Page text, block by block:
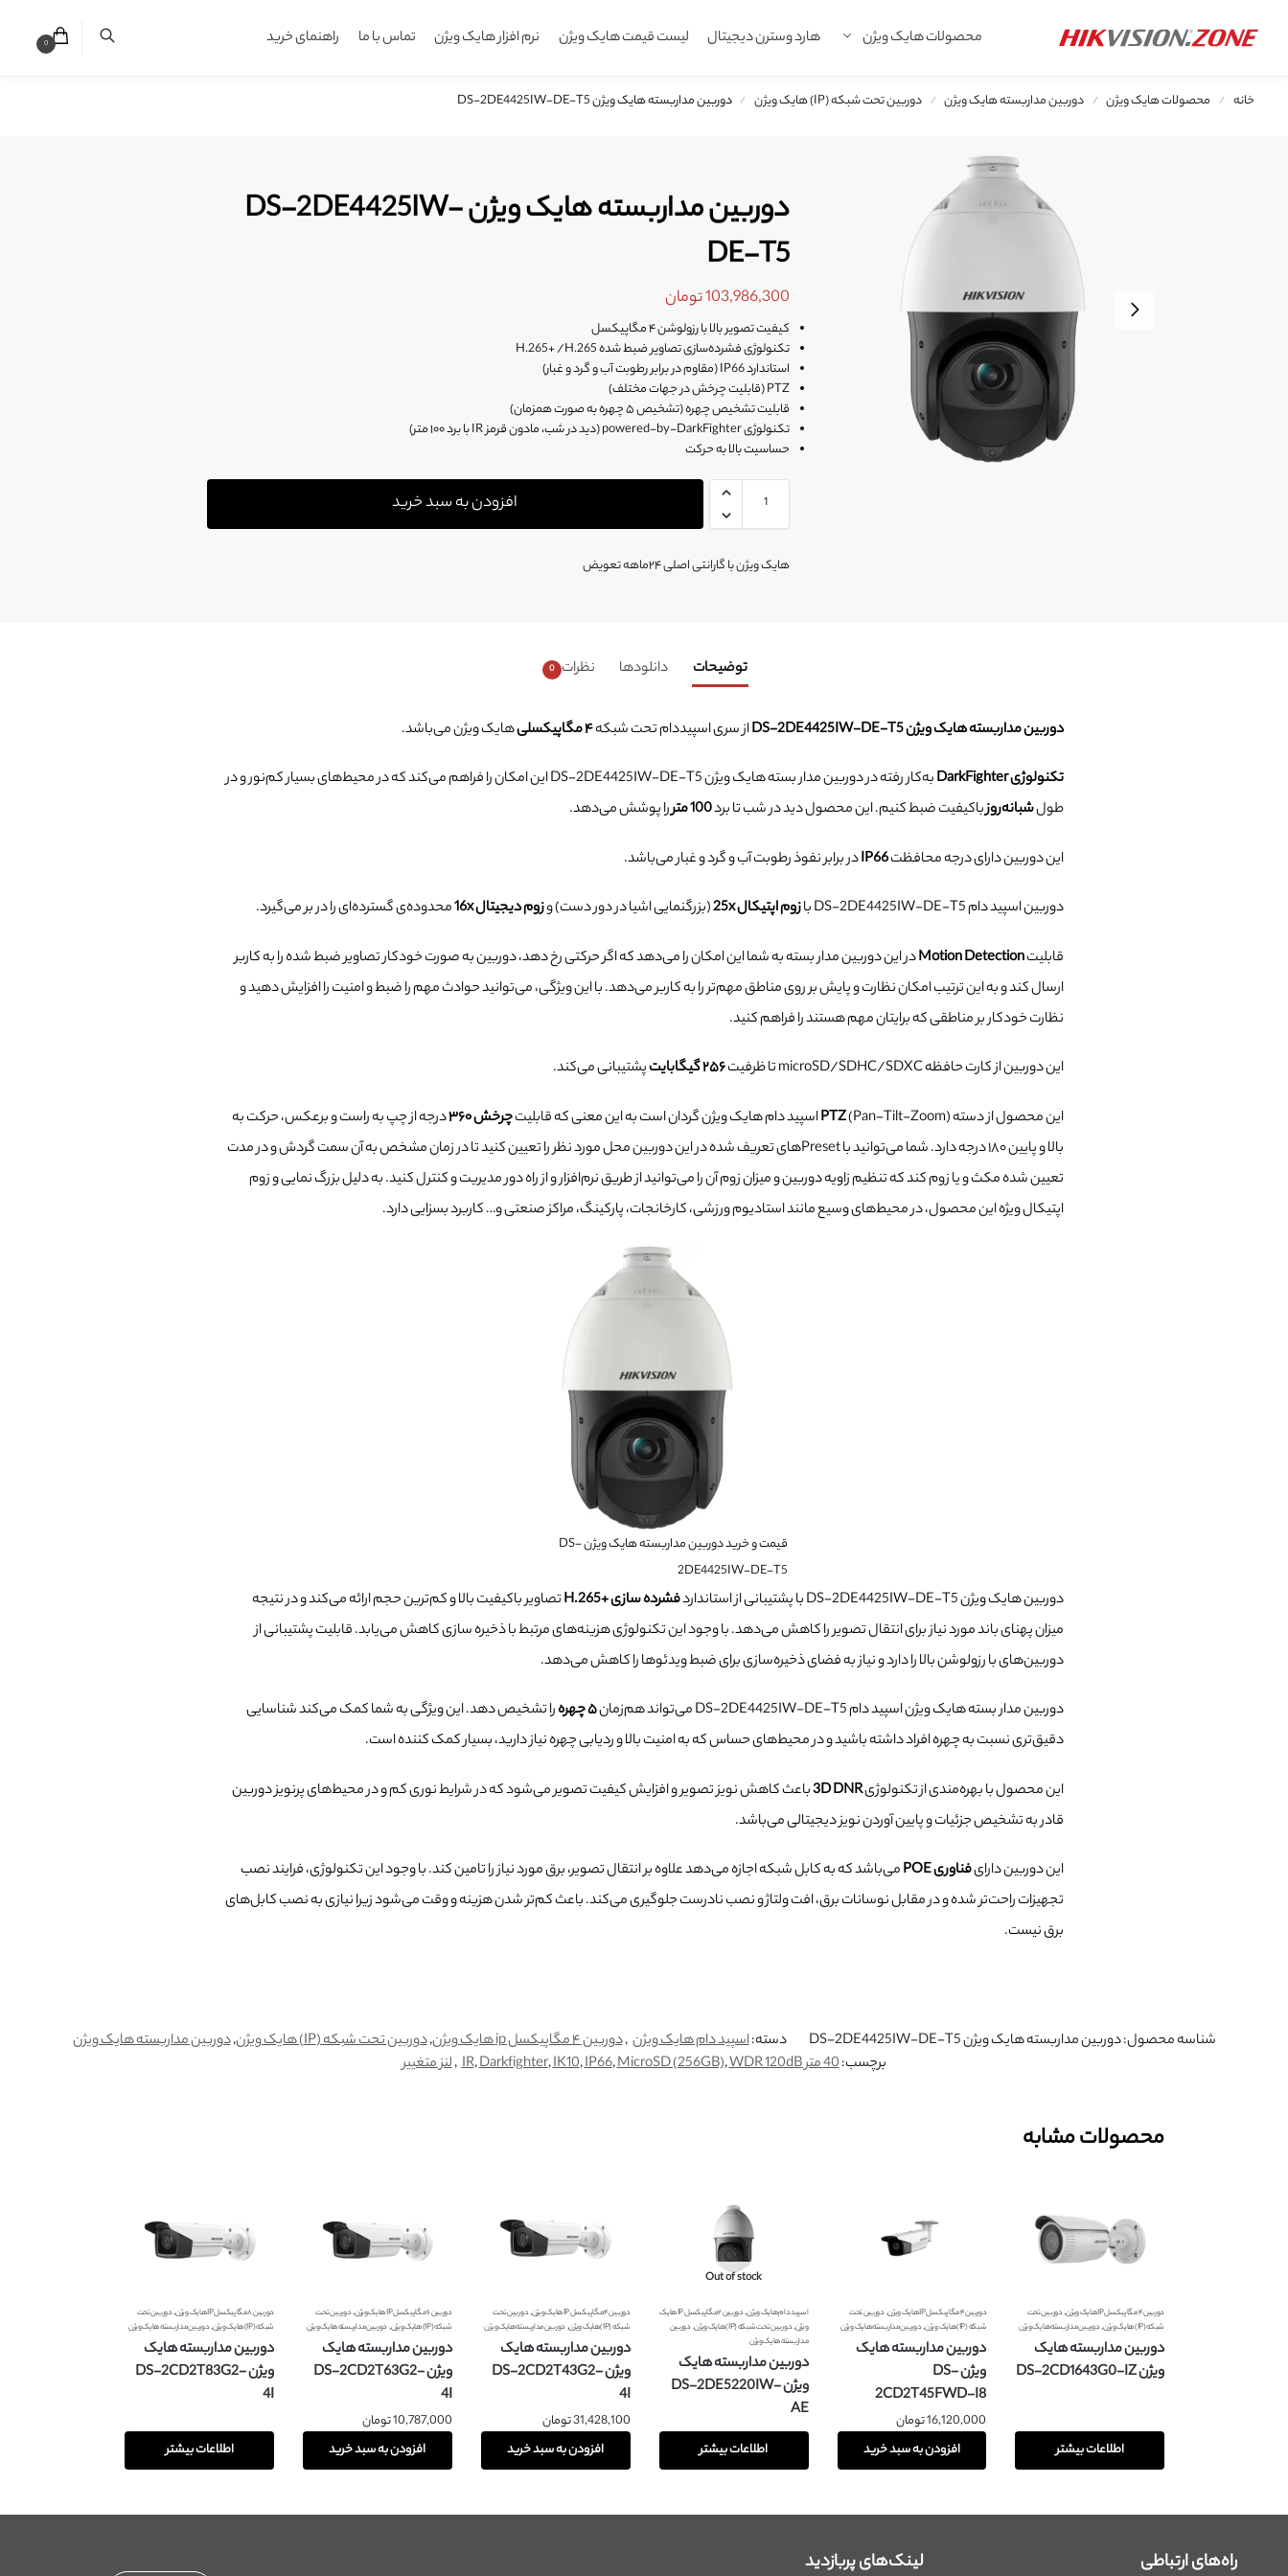
محصولات هایک ویژن هارد وسترن دیجیتال لیست قیمت هایک ویژن نرم افزار هایک ویژن تماس با ما راهنمای خرید محصولات جدید
جستجو
0
خانه / محصولات هایک ویژن / دوربین مداربسته هایک ویژن / دوربین تحت شبکه (IP) هایک ویژن / دوربین مداربسته هایک ویژن DS-2DE4425IW-DE-T5
دوربین مداربسته هایک ویژن DS-2DE4425IW-
DE-T5
103,986,300تومان
کیفیت تصویر بالا با رزولوشن ۴ مگاپیکسل
تکنولوژی فشرده‌سازی تصاویر ضبط شده H.265+ /H.265
استاندارد IP66 (مقاوم در برابر رطوبت آب و گرد و غبار)
PTZ (قابلیت چرخش در جهات مختلف)
قابلیت تشخیص چهره (تشخیص ۵ چهره به صورت همزمان)
تکنولوژی powered-by-DarkFighter (دید در شب، مادون قرمز IR با برد ۱۰۰ متر)
حساسیت بالا به حرکت
افزودن به سبد خرید
هایک ویژن با گارانتی اصلی ۲۴ماهه تعویض
توضیحات دانلودها نظرات 0
دوربین مداربسته هایک ویژن DS-2DE4425IW-DE-T5 از سری اسپیددام تحت شبکه۴ مگاپیکسلی هایک ویژن می‌باشد.
تکنولوژی DarkFighter
به‌کار رفته در دوربین مدار بسته هایک ویژن DS-2DE4425IW-DE-T5 این امکان را فراهم می‌کند که در محیط‌های بسیار کم‌نور و در
طولشبانه‌روزباکیفیت ضبط کنیم. این محصول دید در شب تا برد100 متر را پوشش می‌دهد.
این دوربین دارای درجه محافظتIP66در برابر نفوذ رطوبت آب و گرد و غبار می‌باشد.
دوربین اسپید دام DS-2DE4425IW-DE-T5 با زوم اپتیکال 25x (بزرگنمایی اشیا در دور دست) وزوم دیجیتال 16x محدوده‌ی گسترده‌ای را در بر می‌گیرد.
قابلیتMotion Detectionدر این دوربین مدار بسته به شما این امکان را می‌دهد که اگر حرکتی رخ دهد، دوربین به صورت خودکار تصاویر ضبط شده را به کاربر
ارسال کند و به این ترتیب امکان نظارت و پایش بر روی مناطق مهم‌تر را به کاربر می‌دهد. با این ویژگی، می‌توانید حوادث مهم را ضبط و امنیت را افزایش دهید و
نظارت خودکار بر مناطقی که برایتان مهم هستند را فراهم کنید.
این دوربین از کارت حافظه microSD/SDHC/SDXC تا ظرفیت ۲۵۶ گیگابایت پشتیبانی می‌کند.
این محصول از دسته ( PTZ(Pan-Tilt-Zoom اسپید دام هایک ویژن گردان است به این معنی که قابلیت چرخش ۳۶۰
درجه از چپ به راست و برعکس، حرکت به
بالا و پایین ۱۸۰ درجه دارد. شما می‌توانید با Preset‌های تعریف شده در این دوربین محل مورد نظر را تعیین کنید تا در زمان مشخص به آن سمت گردش و در مدت
تعیین شده مکث و یا زوم کند که تنظیم زاویه دوربین و میزان زوم آن را می‌توانید از طریق نرم‌افزار و از راه دور مدیریت و کنترل کنید. به دلیل بزرگ نمایی و زوم
اپتیکال ویژه این محصول، در محیط‌های وسیع مانند استادیوم ورزشی، کارخانجات، پارکینگ، مراکز صنعتی و… کاربرد بسزایی دارد.
قیمت و خرید دوربین مداربسته هایک ویژن DS-
2DE4425IW-DE-T5
دوربین هایک ویژن DS-2DE4425IW-DE-T5 با پشتیبانی از استاندارد فشرده سازی +H.265
تصاویر باکیفیت بالا و کم‌ترین حجم ارائه می‌کند و در نتیجه
میزان پهنای باند مورد نیاز برای انتقال تصویر را کاهش می‌دهد. با وجود این تکنولوژی هزینه‌های مرتبط با ذخیره سازی کاهش می‌یابد. قابلیت پشتیبانی از
دوربین‌های با رزولوشن بالا را دارد و نیاز به فضای ذخیره‌سازی برای ضبط ویدئوها را کاهش می‌دهد.
دوربین مدار بسته هایک ویژن اسپید دام DS-2DE4425IW-DE-T5 می‌تواند هم‌زمان ۵ چهره
را تشخیص دهد. این ویژگی به شما کمک می‌کند شناسایی
دقیق‌تری نسبت به چهره افراد داشته باشید و در محیط‌های حساس که به امنیت بالا و ردیابی چهره نیاز دارید، بسیار کمک کننده است.
این محصول با بهره‌مندی از تکنولوژی3D DNR
باعث کاهش نویز تصویر و افزایش کیفیت تصویر می‌شود که در شرایط نوری کم و در محیط‌های پرنویز دوربین
قادر به تشخیص جزئیات و پایین آوردن نویز دیجیتالی می‌باشد.
این دوربین دارایفناوری POE
می‌باشد که به کابل شبکه اجازه می‌دهد علاوه بر انتقال تصویر، برق مورد نیاز را تامین کند. با وجود این تکنولوژی، فرایند نصب
تجهیزات راحت‌تر شده و در مقابل نوسانات برق، افت ولتاژ و نصب نادرست جلوگیری می‌کند. باعث کم‌تر شدن هزینه و وقت می‌شود زیرا نیازی به نصب کابل‌های
برق نیست.
شناسه محصول:دوربین مداربسته هایک ویژن DS-2DE4425IW-DE-T5 دسته:اسپید دام هایک ویژن ,دوربین ۴ مگاپیکسل ip هایک ویژن ,دوربین تحت شبکه (IP) هایک ویژن ,دوربین مداربسته هایک ویژن
برچسب:40 متر IR ,Darkfighter,IK10,IP66,MicroSD (256GB),WDR 120dB
,لنز متغییر
محصولات مشابه
دوربین ۴ مگاپیکسل IP هایک ویژن ,دوربین تحت
شبکه (IP) هایک ویژن
,دوربین مداربسته هایک ویژن
دوربین مداربسته هایک
ویژن DS-2CD1643G0-IZ
اطلاعات بیشتر
دوربین ۴ مگاپیکسل IP هایک ویژن ,دوربین تحت
شبکه (IP) هایک ویژن
,دوربین مداربسته هایک ویژن
دوربین مداربسته هایک
ویژن DS-
2CD2T45FWD-I8
16,120,000تومان
افزودن به سبد خرید
Out of stock
اسپید دام هایک ویژن,
دوربین ۲ مگاپیکسل IP هایک
ویژن,دوربین تحت شبکه (IP) هایک ویژن ,دوربین
مداربسته هایک ویژن
دوربین مداربسته هایک
ویژن DS-2DE5220IW-
AE
اطلاعات بیشتر
دوربین ۴ مگاپیکسل IP هایک ویژن ,دوربین تحت
شبکه (IP) هایک ویژن
,دوربین مداربسته هایک ویژن
دوربین مداربسته هایک
ویژن DS-2CD2T43G2-
4I
31,428,100تومان
افزودن به سبد خرید
دوربین ۶ مگاپیکسل IP هایک ویژن ,دوربین تحت
شبکه (IP) هایک ویژن
,دوربین مداربسته هایک ویژن
دوربین مداربسته هایک
ویژن DS-2CD2T63G2-
4I
10,787,000تومان
افزودن به سبد خرید
دوربین ۸ مگاپیکسل IP هایک ویژن ,دوربین تحت
شبکه (IP) هایک ویژن
,دوربین مداربسته هایک ویژن
دوربین مداربسته هایک
ویژن DS-2CD2T83G2-
4I
اطلاعات بیشتر
راه‌های ارتباطی لینک‌های پربازدید